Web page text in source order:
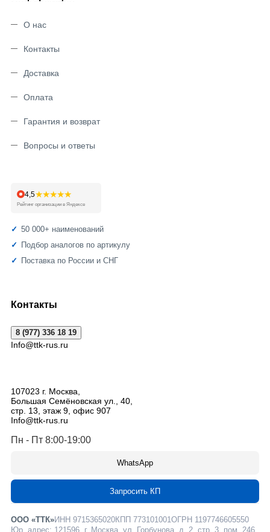
О нас
Контакты
Доставка
Оплата
Гарантия и возврат
Вопросы и ответы
4,5★★★★★
Рейтинг организации в Яндексе
50 000+ наименований
Подбор аналогов по артикулу
Поставка по России и СНГ
Контакты
8 (977) 336 18 19
Info@ttk-rus.ru
107023 г. Москва,
Большая Семёновская ул., 40,
стр. 13, этаж 9, офис 907
Info@ttk-rus.ru
Пн - Пт 8:00-19:00
WhatsApp
Запросить КП
ООО «ТТК»ИНН 9715365020КПП 773101001ОГРН 1197746605550
Юр. адрес: 121596, г. Москва, ул. Горбунова, д. 2, стр. 3, пом. 246